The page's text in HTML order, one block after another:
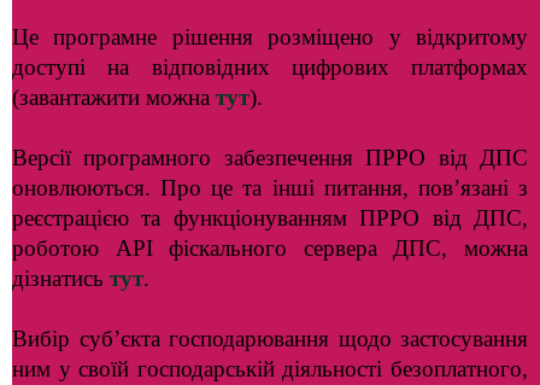
Це програмне рішення розміщено у відкритому
доступі на відповідних цифрових платформах
(завантажити можна тут).
Версії програмного забезпечення ПРРО від ДПС
оновлюються. Про це та інші питання, пов’язані з
реєстрацією та функціонуванням ПРРО від ДПС,
роботою АРІ фіскального сервера ДПС, можна
дізнатись тут.
Вибір суб’єкта господарювання щодо застосування
ним у своїй господарській діяльності безоплатного,